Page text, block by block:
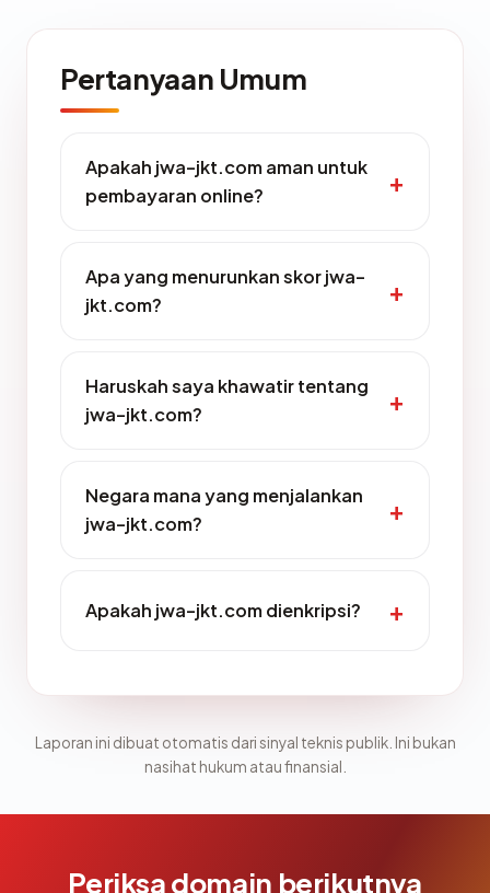
Pertanyaan Umum
Apakah jwa-jkt.com aman untuk
pembayaran online?
Apa yang menurunkan skor jwa-
jkt.com?
Haruskah saya khawatir tentang
jwa-jkt.com?
Negara mana yang menjalankan
jwa-jkt.com?
Apakah jwa-jkt.com dienkripsi?
Laporan ini dibuat otomatis dari sinyal teknis publik. Ini bukan
nasihat hukum atau finansial.
Periksa domain berikutnya